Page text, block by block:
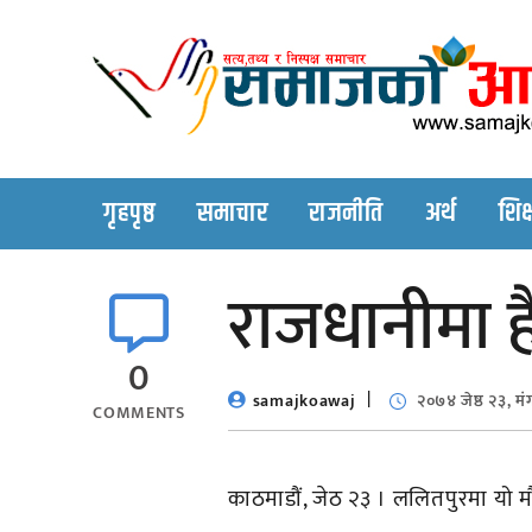
गृहपृष्ठ समाचार राजनीति अर्थ
0
COMMENTS samajkoawaj २०७४ जेष्ठ २३,
काठमाडौं, जेठ २३ । ललितपुरमा यो